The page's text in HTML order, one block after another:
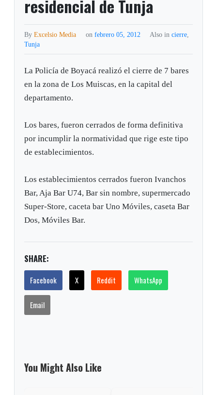
residencial de Tunja
ByExcelsio Media on febrero 05, 2012 Also in cierre,
Tunja
La Policía de Boyacá realizó el cierre de 7 bares
en la zona de Los Muiscas, en la capital del
departamento.
Los bares, fueron cerrados de forma definitiva
por incumplir la normatividad que rige este tipo
de establecimientos.
Los establecimientos cerrados fueron Ivanchos
Bar, Aja Bar U74, Bar sin nombre, supermercado
Super-Store, caceta bar Uno Móviles, caseta Bar
Dos, Móviles Bar.
SHARE:
Facebook X Reddit WhatsApp
Email
You Might Also Like